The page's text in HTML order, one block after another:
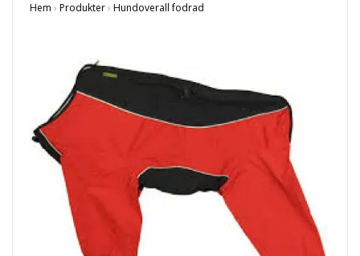
Hem › Produkter› Hundoverall fodrad